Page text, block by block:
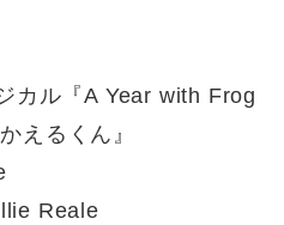
カル『A Year with Frog
えるくん』
Reale